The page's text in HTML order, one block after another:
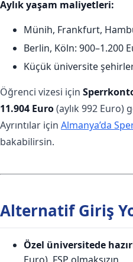
Aylık yaşam maliyetleri:
Münih, Frankfurt,
Berlin, Köln: 900–1.200
Küçük üniversite
Öğrenci vizesi için
11.904 Euro(aylık 992 Euro)
Ayrıntılar için Almanya’da
bakabilirsin.
Alternatif Giriş
Özel üniversitede